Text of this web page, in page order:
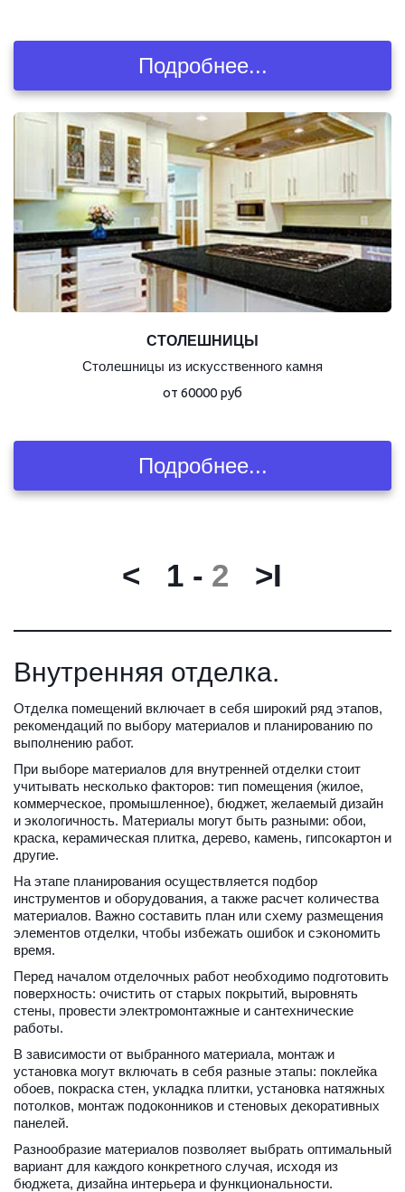
Подробнее...
СТОЛЕШНИЦЫ
Столешницы из искусственного камня
от 60000 руб
Подробнее...
< 1 - 2 >I
Внутренняя отделка.
Отделка помещений включает в себя широкий ряд этапов,
рекомендаций по выбору материалов и планированию по
выполнению работ.
При выборе материалов для внутренней отделки стоит
учитывать несколько факторов: тип помещения (жилое,
коммерческое, промышленное), бюджет, желаемый дизайн
и экологичность. Материалы могут быть разными: обои,
краска, керамическая плитка, дерево, камень, гипсокартон и
другие.
На этапе планирования осуществляется подбор
инструментов и оборудования, а также расчет количества
материалов. Важно составить план или схему размещения
элементов отделки, чтобы избежать ошибок и сэкономить
время.
Перед началом отделочных работ необходимо подготовить
поверхность: очистить от старых покрытий, выровнять
стены, провести электромонтажные и сантехнические
работы.
В зависимости от выбранного материала, монтаж и
установка могут включать в себя разные этапы: поклейка
обоев, покраска стен, укладка плитки, установка натяжных
потолков, монтаж подоконников и стеновых декоративных
панелей.
Разнообразие материалов позволяет выбрать оптимальный
вариант для каждого конкретного случая, исходя из
бюджета, дизайна интерьера и функциональности.